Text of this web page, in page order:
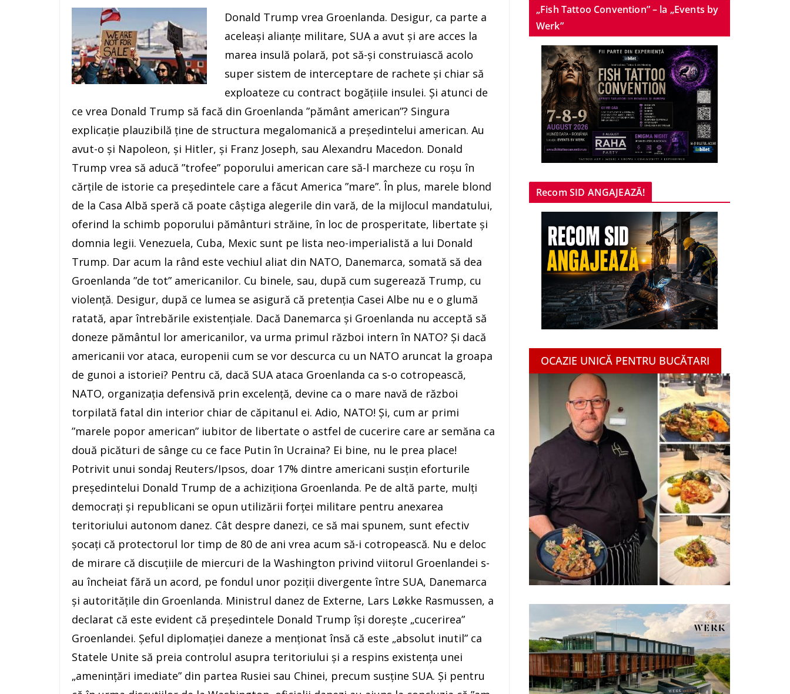
Donald Trump vrea Groenlanda. Desigur, ca parte a
aceleași alianțe militare, SUA a avut și are acces la
marea insulă polară, pot să-și construiască acolo
super sistem de interceptare de rachete și chiar să
exploateze cu contract bogățiile insulei. Și atunci de
ce vrea Donald Trump să facă din Groenlanda ”pământ american”? Singura
explicație plauzibilă ține de structura megalomanică a președintelui american. Au
avut-o și Napoleon, și Hitler, și Franz Joseph, sau Alexandru Macedon. Donald
Trump vrea să aducă ”trofee” poporului american care să-l marcheze cu roșu în
cărțile de istorie ca președintele care a făcut America ”mare”. În plus, marele blond
de la Casa Albă speră că poate câștiga alegerile din vară, de la mijlocul mandatului,
oferind la schimb poporului pământuri străine, în loc de prosperitate, libertate și
domnia legii. Venezuela, Cuba, Mexic sunt pe lista neo-imperialistă a lui Donald
Trump. Dar acum la rând este vechiul aliat din NATO, Danemarca, somată să dea
Groenlanda ”de tot” americanilor. Cu binele, sau, după cum sugerează Trump, cu
violență. Desigur, după ce lumea se asigură că pretenția Casei Albe nu e o glumă
ratată, apar întrebările existențiale. Dacă Danemarca și Groenlanda nu acceptă să
doneze pământul lor americanilor, va urma primul război intern în NATO? Și dacă
americanii vor ataca, europenii cum se vor descurca cu un NATO aruncat la groapa
de gunoi a istoriei? Pentru că, dacă SUA ataca Groenlanda ca s-o cotropească,
NATO, organizația defensivă prin excelență, devine ca o mare navă de război
torpilată fatal din interior chiar de căpitanul ei. Adio, NATO! Și, cum ar primi
”marele popor american” iubitor de libertate o astfel de cucerire care ar semăna ca
două picături de sânge cu ce face Putin în Ucraina? Ei bine, nu le prea place!
Potrivit unui sondaj Reuters/Ipsos, doar 17% dintre americani susțin eforturile
președintelui Donald Trump de a achiziționa Groenlanda. Pe de altă parte, mulți
democrați și republicani se opun utilizării forței militare pentru anexarea
teritoriului autonom danez. Cât despre danezi, ce să mai spunem, sunt efectiv
șocați că protectorul lor timp de 80 de ani vrea acum să-i cotropească. Nu e deloc
de mirare că discuțiile de miercuri de la Washington privind viitorul Groenlandei s-
au încheiat fără un acord, pe fondul unor poziții divergente între SUA, Danemarca
și autoritățile din Groenlanda. Ministrul danez de Externe, Lars Løkke Rasmussen, a
declarat că este evident că președintele Donald Trump își dorește „cucerirea”
Groenlandei. Șeful diplomației daneze a menționat însă că este „absolut inutil” ca
Statele Unite să preia controlul asupra teritoriului și a respins existența unei
„amenințări imediate” din partea Rusiei sau Chinei, precum susține SUA. Și pentru
„Fish Tattoo Convention” – la „Events by
Werk”
Recom SID ANGAJEAZĂ!
OCAZIE UNICĂ PENTRU BUCĂTARI